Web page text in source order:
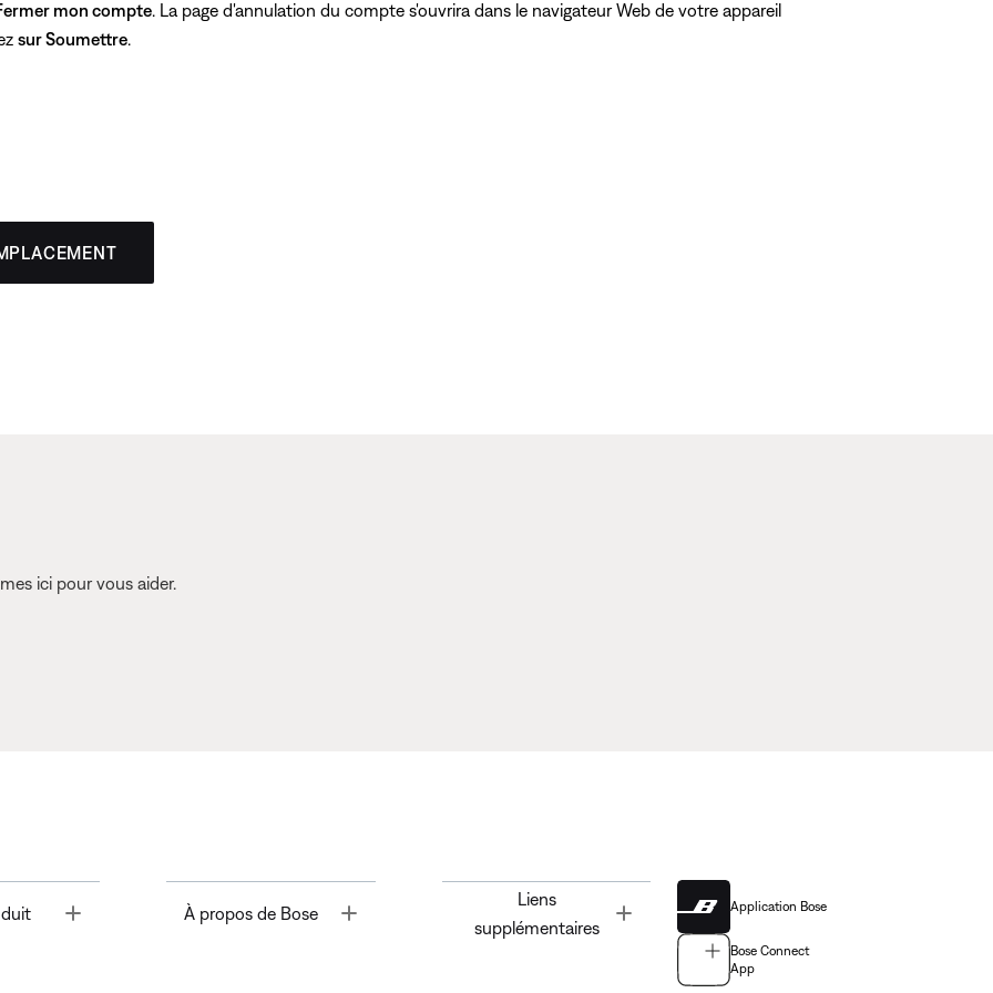
mon compte . La page d'annulation du compte s'ouvrira dans le navigateur Web de votre appareil
sur Soumettre
ici pour vous aider.
À propos de Bose Toggle
Liens
supplémentaires
Application Bose
Bose Connect
App